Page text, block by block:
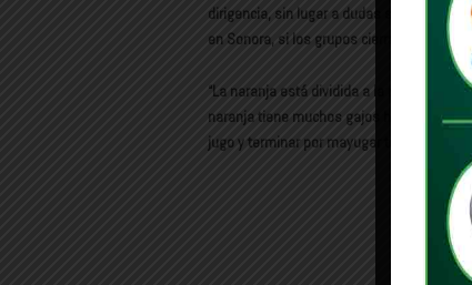
dirigencia, sin lugar a dudas son días y
en Sonora, si los grupos cierran filas o de
“La naranja está dividida a la mitad, pero
naranja tiene muchos gajos hay
jugo y terminar por mayugar toda la fruta,